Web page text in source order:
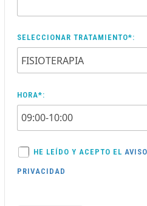
SELECCIONAR TRATAMIENTO*:
HORA*:
HE LEÍDO Y ACEPTO EL
PRIVACIDAD